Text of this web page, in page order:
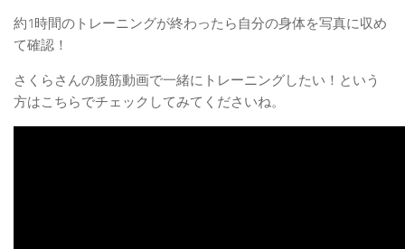
約1時間のトレーニングが終わったら自分の身体を写真に収め
て確認！
さくらさんの腹筋動画で一緒にトレーニングしたい！という
方はこちらでチェックしてみてくださいね。